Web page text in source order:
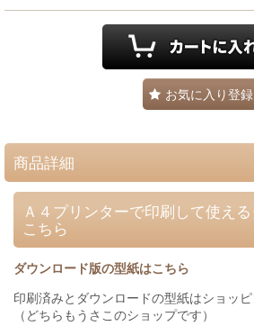
お気に入り登録
商品詳細
Ａ４プリンターで印刷して使え
こちら
ダウンロード版の型紙はこちら
印刷済みとダウンロードの型紙はショッ
（どちらもうさこのショップです）